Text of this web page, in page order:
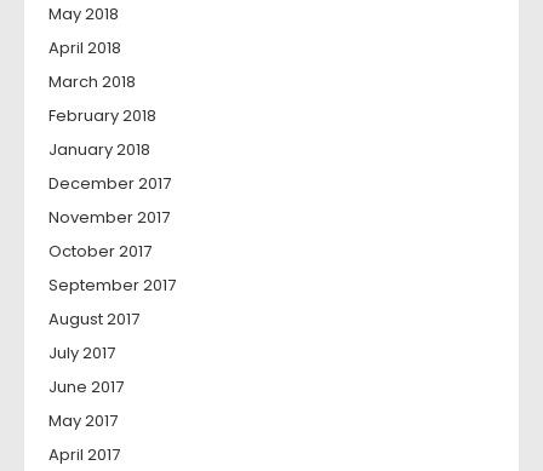
May 2018
April 2018
March 2018
February 2018
January 2018
December 2017
November 2017
October 2017
September 2017
August 2017
July 2017
June 2017
May 2017
April 2017